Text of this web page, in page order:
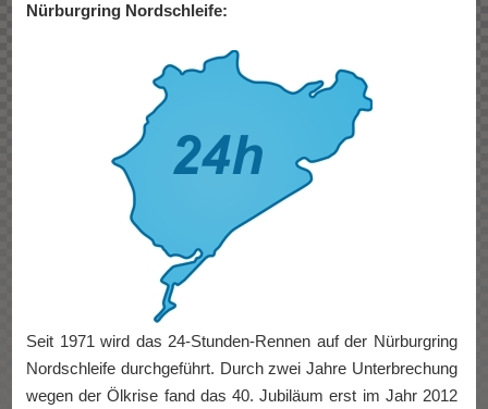
Nürburgring Nordschleife:
Seit 1971 wird das 24-Stunden-Rennen auf der Nürburgring
Nordschleife durchgeführt. Durch zwei Jahre Unterbrechung
wegen der Ölkrise fand das 40. Jubiläum erst im Jahr 2012